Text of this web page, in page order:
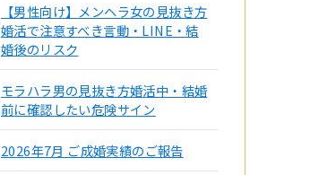
【男性向け】メンヘラ女の見抜き方
婚活で注意すべき言動・LINE・結
婚後のリスク
モラハラ男の見抜き方婚活中・結婚
前に確認したい危険サイン
2026年7月 ご成婚実績のご報告